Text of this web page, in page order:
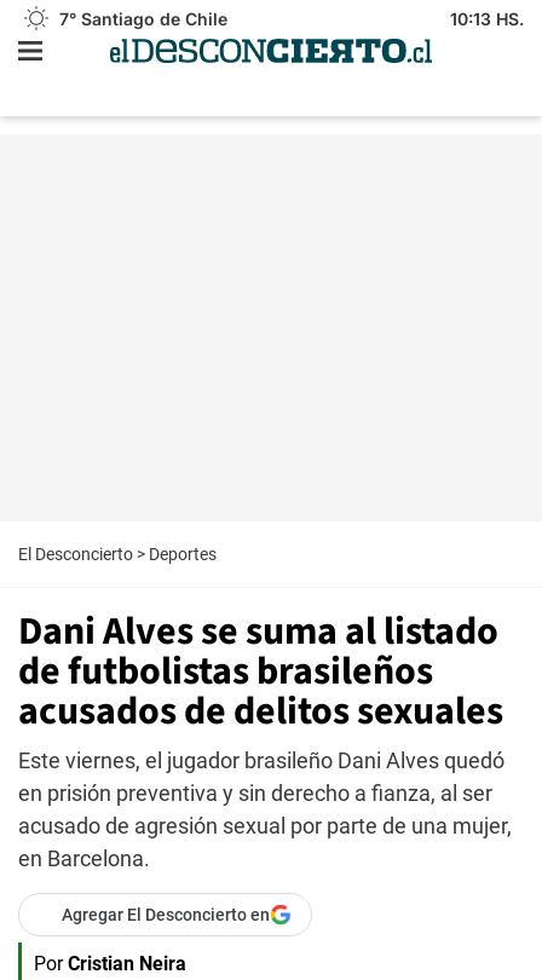
7° Santiago de Chile 10:13 HS.
El Desconcierto > Deportes
Dani Alves se suma al listado
de futbolistas brasileños
acusados de delitos sexuales
Este viernes, el jugador brasileño Dani Alves quedó
en prisión preventiva y sin derecho a fianza, al ser
acusado de agresión sexual por parte de una mujer,
en Barcelona.
Agregar El Desconcierto en
Por Cristian Neira